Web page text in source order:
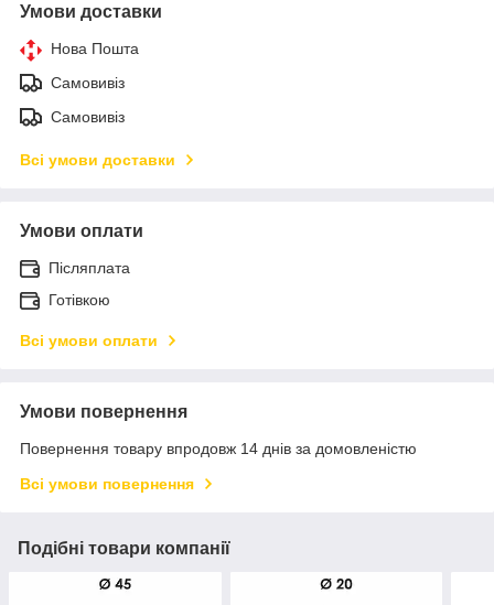
Умови доставки
Нова Пошта
Самовивіз
Самовивіз
Всі умови доставки
Умови оплати
Післяплата
Готівкою
Всі умови оплати
Умови повернення
Повернення товару впродовж 14 днів за домовленістю
Всі умови повернення
Подібні товари компанії